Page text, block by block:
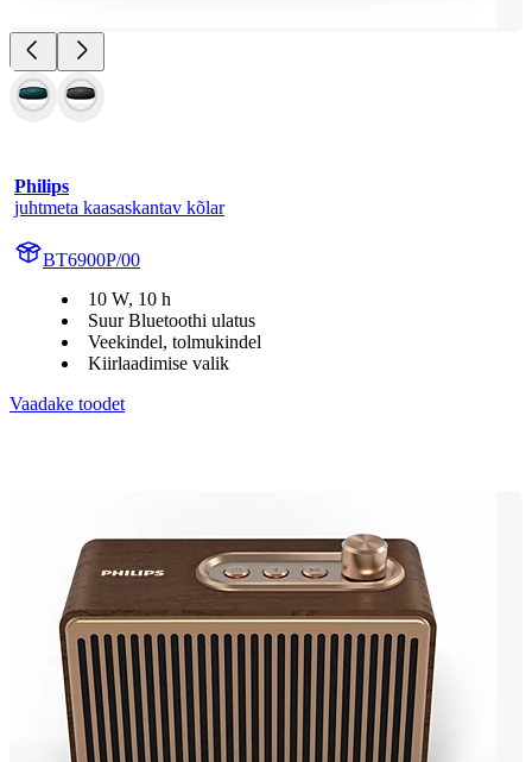
Philips
juhtmeta kaasaskantav kõlar
BT6900P/00
10 W, 10 h
Suur Bluetoothi ulatus
Veekindel, tolmukindel
Kiirlaadimise valik
Vaadake toodet